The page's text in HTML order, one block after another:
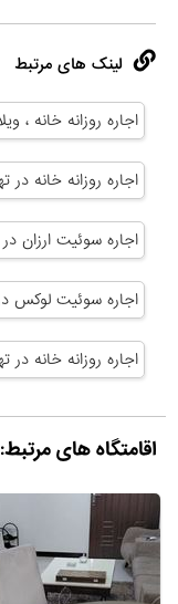
لینک های مرتبط
اجاره روزانه خانه ،
اجاره روزانه خانه در
اجاره سوئیت ارزان در
اجاره سوئیت لوکس
اجاره روزانه خانه در
اقامتگاه های مرتبط: